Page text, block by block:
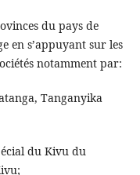
du pays de
en s’appuyant sur les
notamment par:
Tanganyika
du Kivu du